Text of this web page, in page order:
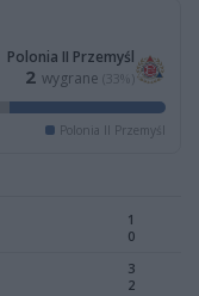
Polonia II Przemyśl
2 wygrane (33%)
Polonia II Przemyśl
1
0
3
2